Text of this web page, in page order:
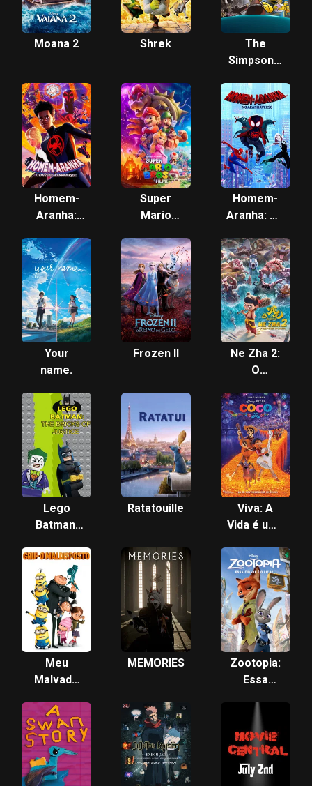
Moana 2 Shrek
The
Simpsons:
and the
Furious
Homem-
Aranha:
Aranhaverso
Super
Mario
Filme
Homem-
Aranha: No
Your
name.
Frozen II
Ne Zha 2:
O
da Alma
Lego
Batman:
of Justice
Ratatouille
Viva: A
Vida é uma
Meu
Malvado
MEMORIES
Zootopia:
Essa
Bicho